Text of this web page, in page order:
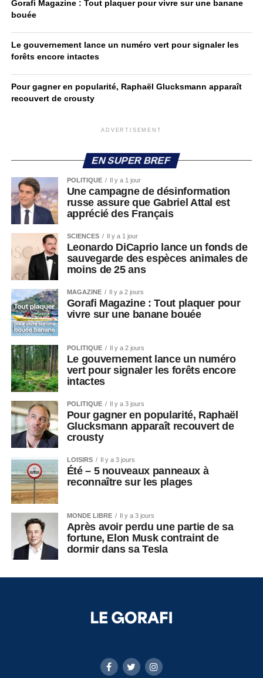
Gorafi Magazine : Tout plaquer pour vivre sur une banane
bouée
Le gouvernement lance un numéro vert pour signaler les
forêts encore intactes
Pour gagner en popularité, Raphaël Glucksmann apparaît
recouvert de crousty
ADVERTISEMENT
EN SUPER BREF
POLITIQUE Il y a 1 jour
Une campagne de désinformation
russe assure que Gabriel Attal est
apprécié des Français
SCIENCES Il y a 1 jour
Leonardo DiCaprio lance un fonds de
sauvegarde des espèces animales de
moins de 25 ans
MAGAZINE Il y a 2 jours
Gorafi Magazine : Tout plaquer pour
vivre sur une banane bouée
POLITIQUE Il y a 2 jours
Le gouvernement lance un numéro
vert pour signaler les forêts encore
intactes
POLITIQUE Il y a 3 jours
Pour gagner en popularité, Raphaël
Glucksmann apparaît recouvert de
crousty
LOISIRS Il y a 3 jours
Été – 5 nouveaux panneaux à
reconnaître sur les plages
MONDE LIBRE Il y a 3 jours
Après avoir perdu une partie de sa
fortune, Elon Musk contraint de
dormir dans sa Tesla